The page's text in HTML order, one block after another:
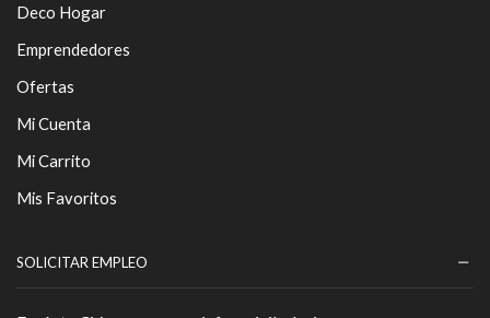
Deco Hogar
Emprendedores
Ofertas
Mi Cuenta
Mi Carrito
Mis Favoritos
SOLICITAR EMPLEO